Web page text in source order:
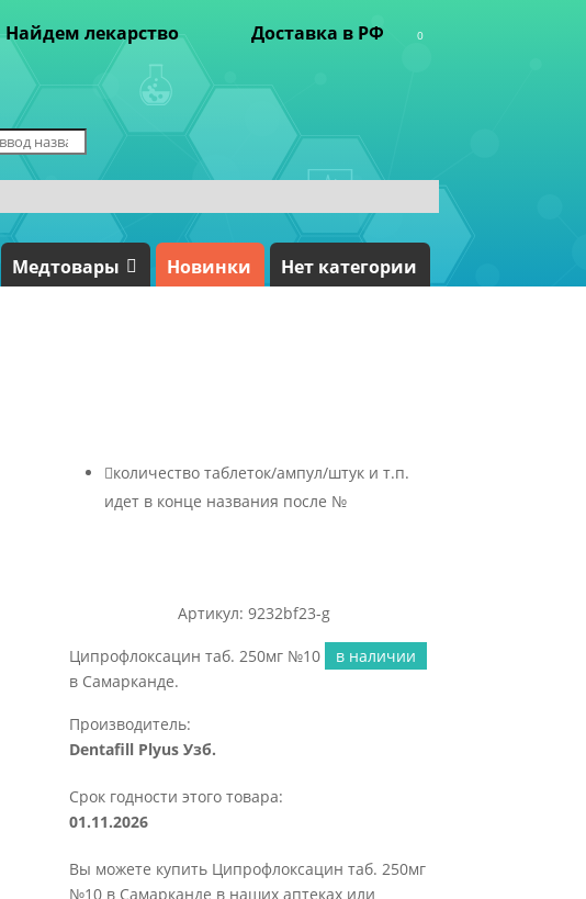
Найдем лекарство Доставка в РФ 0
Медтовары Новинки Нет категории
количество таблеток/ампул/штук и т.п.
идет в конце названия после №
Артикул: 9232bf23-g
Ципрофлоксацин таб. 250мг №10
в наличии
в Самарканде.
Производитель:
Dentafill Plyus Узб.
Срок годности этого товара:
01.11.2026
Вы можете купить Ципрофлоксацин таб. 250мг
№10 в Самарканде в наших аптеках или